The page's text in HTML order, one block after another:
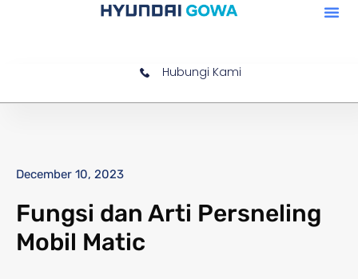
Hubungi Kami
December 10, 2023
Fungsi dan Arti Persneling
Mobil Matic